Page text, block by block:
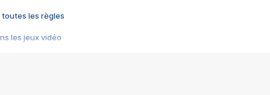
toutes les règles
les jeux vidéo